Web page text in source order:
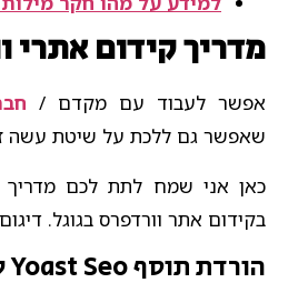
מדריך קידום אתרי
אפשר לעבוד עם מקדם /
שאפשר גם ללכת על שיטת עשה
כאן אני שמח לתת לכם
בקידום אתר וורדפרס בגוגל.
הורדת תוסף Yoast Seo לקידום וורדפרס